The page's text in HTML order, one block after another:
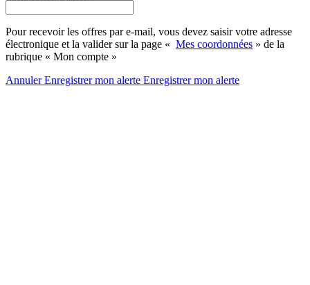
Pour recevoir les offres par e-mail, vous devez saisir votre adresse
électronique et la valider sur la page « Mes coordonnées » de la
rubrique « Mon compte »
AnnulerEnregistrer mon alerte Enregistrermon alerte